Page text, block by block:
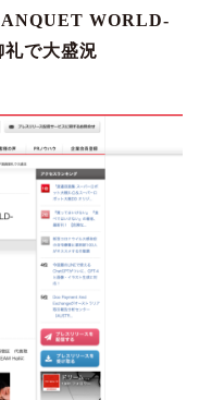
WORLD-
で大盛況